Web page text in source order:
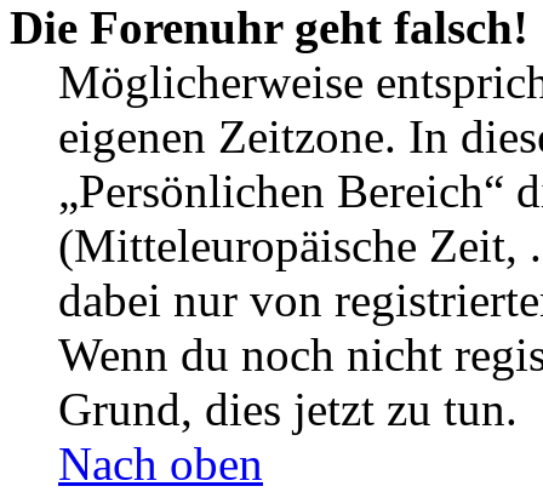
Die Forenuhr geht falsch!
Möglicherweise
eigenen Zeitzone. In
„Persönlichen Bereich“
(Mitteleuropäische Zeit,
dabei nur von
Wenn du noch nicht
Grund, dies jetzt zu tun.
Nach oben